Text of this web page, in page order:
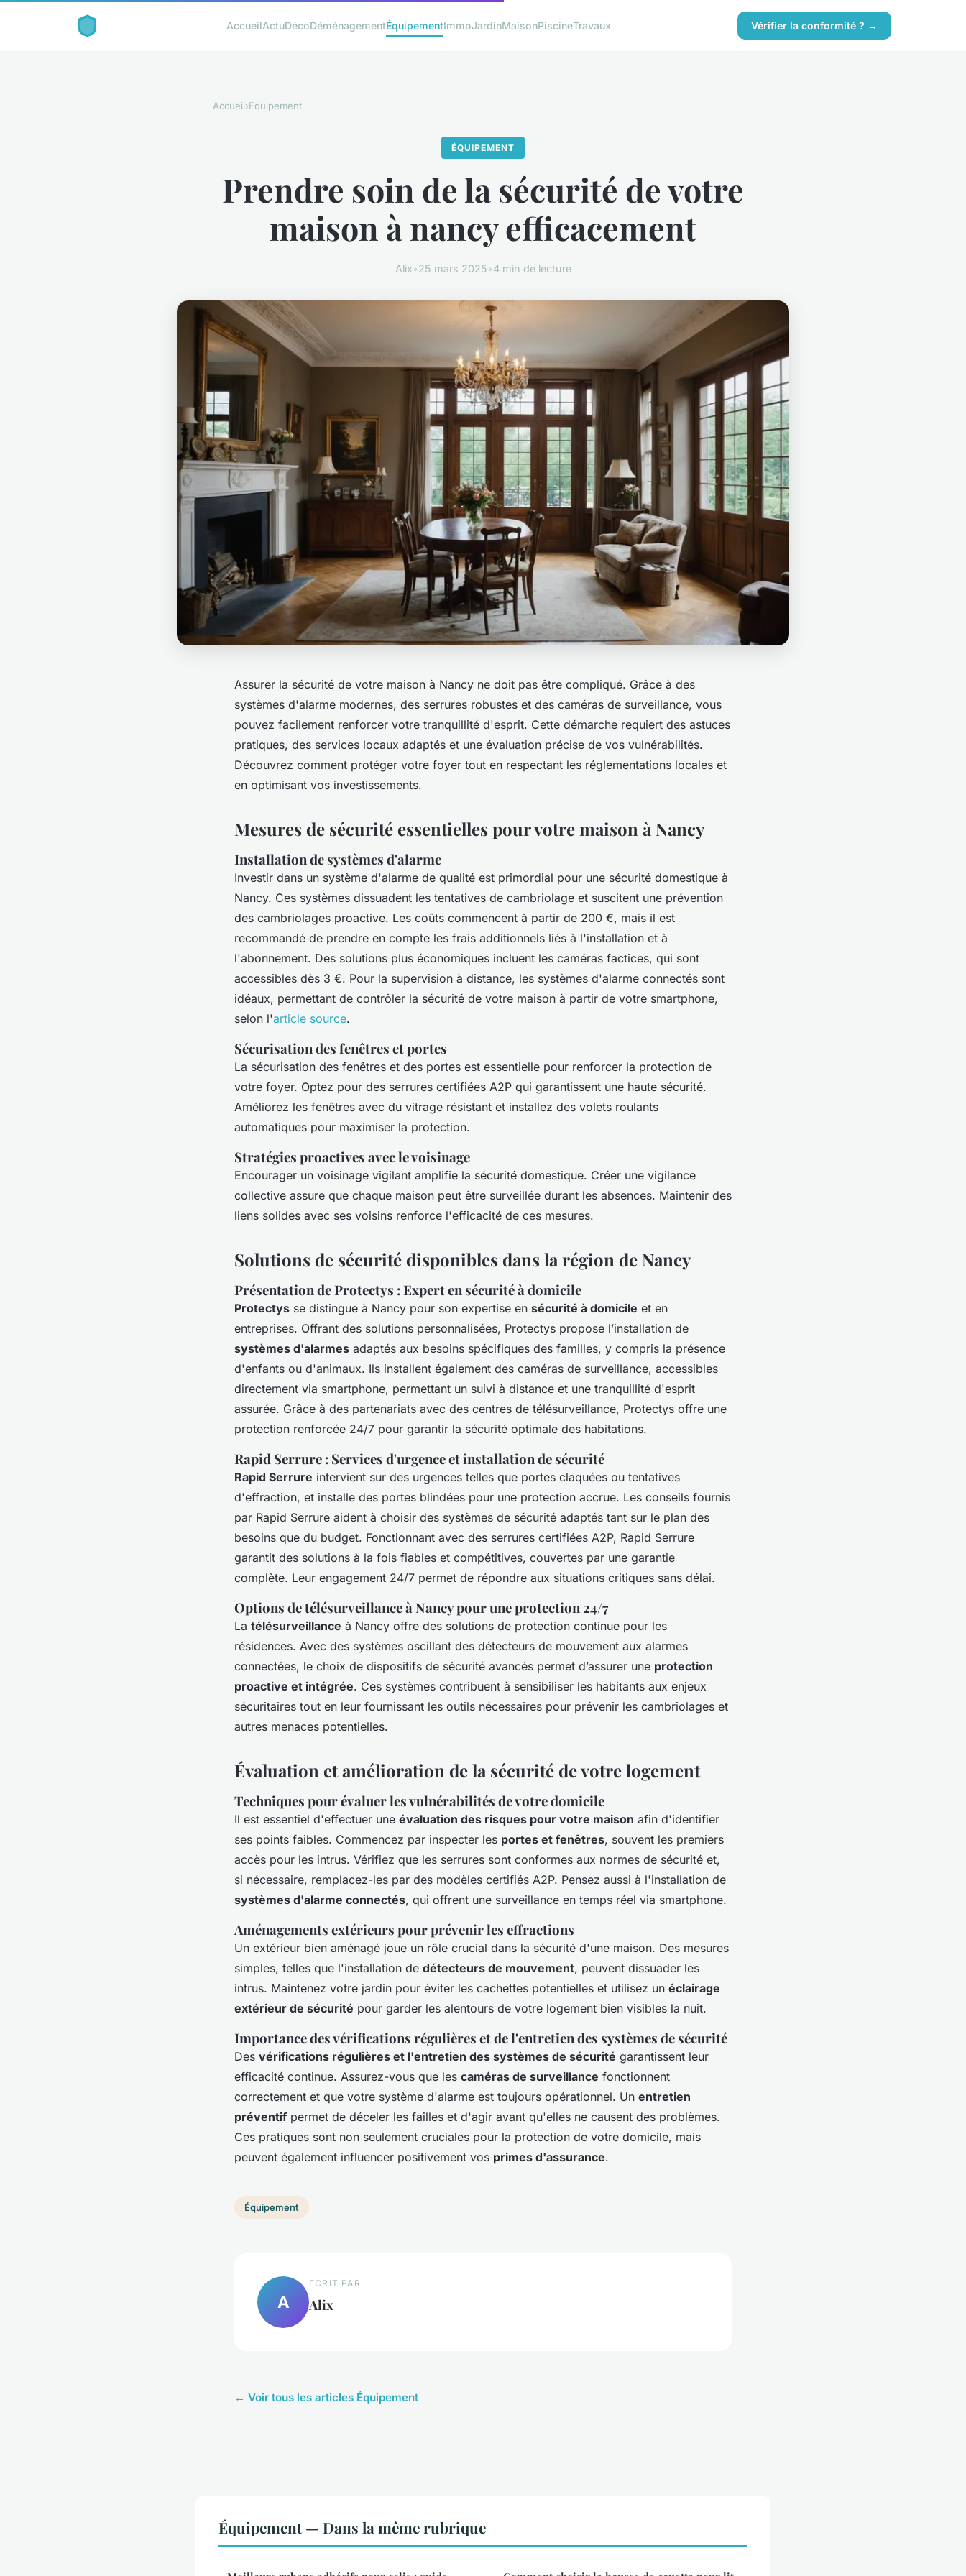
AccueilActuDécoDéménagementÉquipementImmoJardinMaisonPiscineTravaux Vérifier la conformité ? →
Accueil›Équipement
ÉQUIPEMENT
Prendre soin de la sécurité de votre
maison à nancy efficacement
Alix•25 mars 2025•4 min de lecture
Assurer la sécurité de votre maison à Nancy ne doit pas être compliqué. Grâce à des
systèmes d'alarme modernes, des serrures robustes et des caméras de surveillance, vous
pouvez facilement renforcer votre tranquillité d'esprit. Cette démarche requiert des astuces
pratiques, des services locaux adaptés et une évaluation précise de vos vulnérabilités.
Découvrez comment protéger votre foyer tout en respectant les réglementations locales et
en optimisant vos investissements.
Mesures de sécurité essentielles pour votre maison à Nancy
Installation de systèmes d'alarme
Investir dans un système d'alarme de qualité est primordial pour une sécurité domestique à
Nancy. Ces systèmes dissuadent les tentatives de cambriolage et suscitent une prévention
des cambriolages proactive. Les coûts commencent à partir de 200 €, mais il est
recommandé de prendre en compte les frais additionnels liés à l'installation et à
l'abonnement. Des solutions plus économiques incluent les caméras factices, qui sont
accessibles dès 3 €. Pour la supervision à distance, les systèmes d'alarme connectés sont
idéaux, permettant de contrôler la sécurité de votre maison à partir de votre smartphone,
selon l'article source.
Sécurisation des fenêtres et portes
La sécurisation des fenêtres et des portes est essentielle pour renforcer la protection de
votre foyer. Optez pour des serrures certifiées A2P qui garantissent une haute sécurité.
Améliorez les fenêtres avec du vitrage résistant et installez des volets roulants
automatiques pour maximiser la protection.
Stratégies proactives avec le voisinage
Encourager un voisinage vigilant amplifie la sécurité domestique. Créer une vigilance
collective assure que chaque maison peut être surveillée durant les absences. Maintenir des
liens solides avec ses voisins renforce l'efficacité de ces mesures.
Solutions de sécurité disponibles dans la région de Nancy
Présentation de Protectys : Expert en sécurité à domicile
Protectys se distingue à Nancy pour son expertise en sécurité à domicile et en
entreprises. Offrant des solutions personnalisées, Protectys propose l’installation de
systèmes d'alarmes adaptés aux besoins spécifiques des familles, y compris la présence
d'enfants ou d'animaux. Ils installent également des caméras de surveillance, accessibles
directement via smartphone, permettant un suivi à distance et une tranquillité d'esprit
assurée. Grâce à des partenariats avec des centres de télésurveillance, Protectys offre une
protection renforcée 24/7 pour garantir la sécurité optimale des habitations.
Rapid Serrure : Services d'urgence et installation de sécurité
Rapid Serrure intervient sur des urgences telles que portes claquées ou tentatives
d'effraction, et installe des portes blindées pour une protection accrue. Les conseils fournis
par Rapid Serrure aident à choisir des systèmes de sécurité adaptés tant sur le plan des
besoins que du budget. Fonctionnant avec des serrures certifiées A2P, Rapid Serrure
garantit des solutions à la fois fiables et compétitives, couvertes par une garantie
complète. Leur engagement 24/7 permet de répondre aux situations critiques sans délai.
Options de télésurveillance à Nancy pour une protection 24/7
La télésurveillance à Nancy offre des solutions de protection continue pour les
résidences. Avec des systèmes oscillant des détecteurs de mouvement aux alarmes
connectées, le choix de dispositifs de sécurité avancés permet d’assurer une protection
proactive et intégrée. Ces systèmes contribuent à sensibiliser les habitants aux enjeux
sécuritaires tout en leur fournissant les outils nécessaires pour prévenir les cambriolages et
autres menaces potentielles.
Évaluation et amélioration de la sécurité de votre logement
Techniques pour évaluer les vulnérabilités de votre domicile
Il est essentiel d'effectuer une évaluation des risques pour votre maison afin d'identifier
ses points faibles. Commencez par inspecter les portes et fenêtres, souvent les premiers
accès pour les intrus. Vérifiez que les serrures sont conformes aux normes de sécurité et,
si nécessaire, remplacez-les par des modèles certifiés A2P. Pensez aussi à l'installation de
systèmes d'alarme connectés, qui offrent une surveillance en temps réel via smartphone.
Aménagements extérieurs pour prévenir les effractions
Un extérieur bien aménagé joue un rôle crucial dans la sécurité d'une maison. Des mesures
simples, telles que l'installation de détecteurs de mouvement, peuvent dissuader les
intrus. Maintenez votre jardin pour éviter les cachettes potentielles et utilisez un éclairage
extérieur de sécurité pour garder les alentours de votre logement bien visibles la nuit.
Importance des vérifications régulières et de l'entretien des systèmes de sécurité
Des vérifications régulières et l'entretien des systèmes de sécurité garantissent leur
efficacité continue. Assurez-vous que les caméras de surveillance fonctionnent
correctement et que votre système d'alarme est toujours opérationnel. Un entretien
préventif permet de déceler les failles et d'agir avant qu'elles ne causent des problèmes.
Ces pratiques sont non seulement cruciales pour la protection de votre domicile, mais
peuvent également influencer positivement vos primes d'assurance.
Équipement
A
ECRIT PAR
Alix
← Voir tous les articles Équipement
Équipement — Dans la même rubrique